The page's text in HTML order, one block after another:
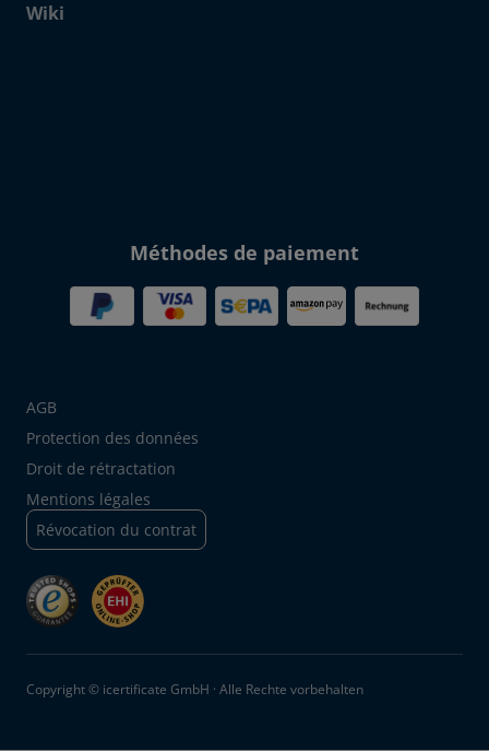
Wiki
Méthodes de paiement
AGB
Protection des données
Droit de rétractation
Mentions légales
Révocation du contrat
Copyright © icertificate GmbH · Alle Rechte vorbehalten